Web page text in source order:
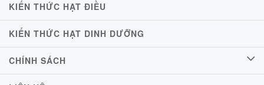
KIẾN THỨC HẠT ĐIỀU
KIẾN THỨC HẠT DINH DƯỠNG
CHÍNH SÁCH